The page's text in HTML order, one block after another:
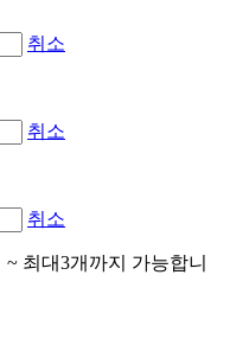
취소
취소
취소
최대3개까지 가능합니